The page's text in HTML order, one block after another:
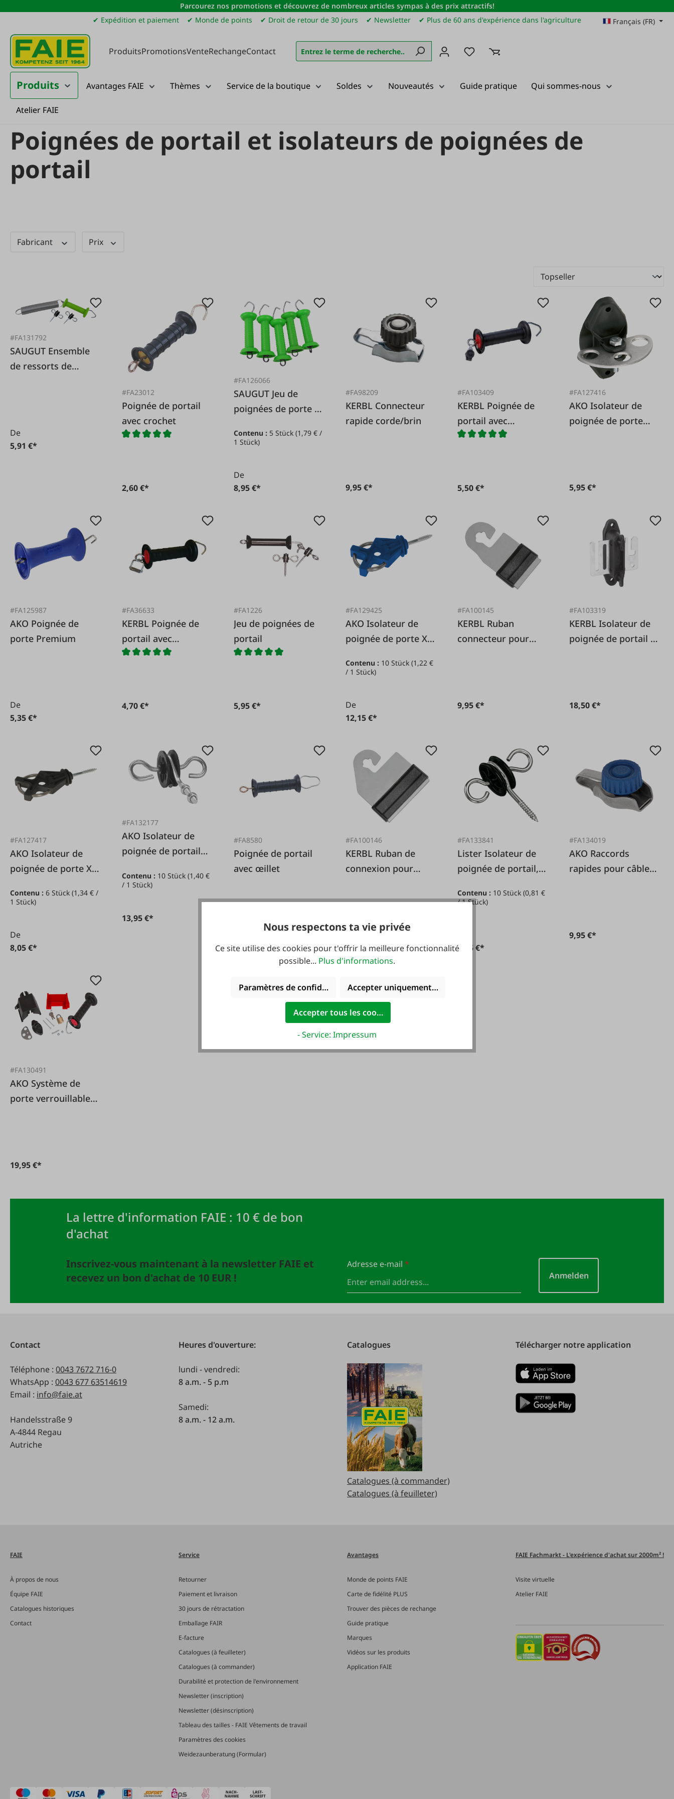
au contenu principal
Passer à la recherche
Passer à la navigation principale
Parcourez nos promotions et découvrez de nombreux articles sympas à des prix attractifs!
✔ Expédition et paiement
✔ Monde de points ✔ Droit de retour de 30 jours ✔ Newsletter ✔ Plus de 60 ans d'expérience dans l'agriculture Français (FR)
ProduitsPromotionsVenteRechangeContact Vous avez 0 articles dans votre liste de souhaits
Produits Avantages FAIE Thèmes Service de la boutique Soldes Nouveautés Guide pratique Qui sommes-nous
Atelier FAIE
Produits Clôture de pâturage
Poignées de portail et isolateurs de poignées de
portail
Fabricant Prix
#FA131792
SAUGUT Ensemble
de ressorts de
De
5,91 €*
#FA23012
Poignée de portail
avec crochet
2,60 €*
#FA126066
SAUGUT Jeu de
poignées de porte 5
Contenu : 5 Stück(1,79 € /
1 Stück)
De
8,95 €*
#FA98209
KERBL Connecteur
rapide corde/brin
9,95 €*
#FA103409
KERBL Poignée de
portail avec
connexion corde et
5,50 €*
#FA127416
AKO Isolateur de
poignée de porte
5,95 €*
#FA125987
AKO Poignée de
porte Premium
De
5,35 €*
#FA36633
KERBL Poignée de
portail avec
connexion charnière
4,70 €*
#FA1226
Jeu de poignées de
portail
5,95 €*
#FA129425
AKO Isolateur de
poignée de porte X³
Contenu : 10 Stück(1,22 €
/ 1 Stück)
De
12,15 €*
#FA100145
KERBL Ruban
connecteur pour
9,95 €*
#FA103319
KERBL Isolateur de
poignée de portail à
18,50 €*
#FA127417
AKO Isolateur de
poignée de porte X³
Contenu : 6 Stück (1,34 € /
1 Stück)
De
8,05 €*
#FA132177
AKO Isolateur de
poignée de portail
Contenu : 10 Stück(1,40 €
/ 1 Stück)
13,95 €*
#FA8580
Poignée de portail
avec œillet
#FA100146
KERBL Ruban de
connexion pour
mm, 4 pièces.
#FA133841
Lister Isolateur de
poignée de portail,
Contenu : 10 Stück(0,81 €
/ 1 Stück)
8,05 €*
#FA134019
AKO Raccords
rapides pour câbles
9,95 €*
#FA130491
AKO Système de
porte verrouillable
19,95 €*
La lettre d'information FAIE : 10 € de bon
d'achat
Inscrivez-vous maintenant à la newsletter FAIE et
recevez un bon d'achat de 10 EUR !
Adresse e-mail *
Anmelden
Contact
Téléphone : 0043 7672 716-0
WhatsApp : 0043 677 63514619
Email : info@faie.at
Handelsstraße 9
A-4844 Regau
Autriche
Heures d'ouverture:
lundi - vendredi:
8 a.m. - 5 p.m
Samedi:
8 a.m. - 12 a.m.
Catalogues
Catalogues (à commander)
Catalogues (à feuilleter)
Télécharger notre application
FAIE
À propos de nous
Équipe FAIE
Catalogues historiques
Contact
Service
Retourner
Paiement et livraison
30 jours de rétractation
Emballage FAIR
E-facture
Catalogues (à feuilleter)
Catalogues (à commander)
Durabilité et protection de l'environnement
Newsletter (inscription)
Newsletter (désinscription)
Tableau des tailles - FAIE Vêtements de travail
Paramètres des cookies
Weidezaunberatung (Formular)
Avantages
Monde de points FAIE
Carte de fidélité PLUS
Trouver des pièces de rechange
Guide pratique
Marques
Vidéos sur les produits
Application FAIE
FAIE Fachmarkt - L'expérience d'achat sur 2000m² !
Visite virtuelle
Atelier FAIE
Nous respectons ta vie privée
Ce site utilise des cookies pour t'offrir la meilleure fonctionnalité
possible... Plus d'informations.
Paramètres de confidentialitéAccepter uniquement les cookies fonctionnels
Accepter tous les cookies
- Service: Impressum